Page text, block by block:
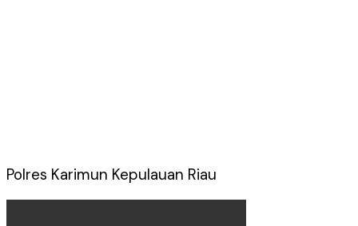
Polres Karimun Kepulauan Riau